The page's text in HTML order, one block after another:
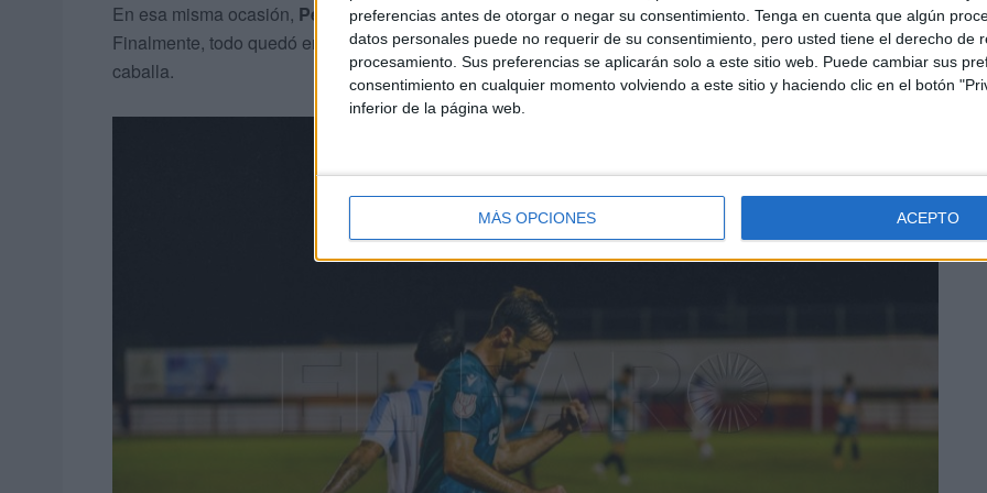
preferencias antes de otorgar o negar su consentimiento. Tenga en cuenta que algún
datos personales puede no requerir de su consentimiento, pero usted tiene el derecho de
procesamiento. Sus preferencias se aplicarán solo a este sitio web. Puede cambiar sus
consentimiento en cualquier momento volviendo a este sitio y haciendo clic en el botón
inferior de la página web.
MÁS OPCIONES ACEPTO
En esa misma ocasión, Pedro López se dolió del tobillo, quedando tendido sobre el verde de Totana.
Finalmente, todo quedó en un susto y el cancerbero emeritense pudo seguir defendiendo la portería
caballa.